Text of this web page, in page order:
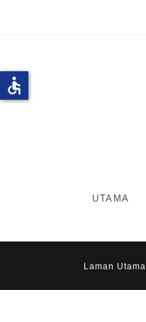
UTAMA
Laman Utama
accessible